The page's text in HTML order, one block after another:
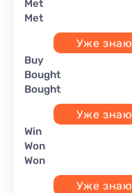
met
met
Уже знаю
buy
bought
bought
Уже знаю
win
won
won
Уже знаю